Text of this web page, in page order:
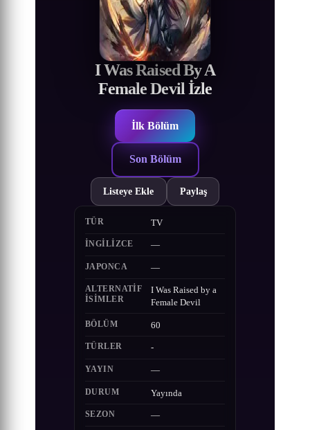
I Was Raised By A
Female Devil İzle
İlk Bölüm
Son Bölüm
Listeye Ekle Paylaş
TÜR TV
İNGILIZCE —
JAPONCA —
ALTERNATIF
ISIMLER
I Was Raised by a
Female Devil
BÖLÜM 60
TÜRLER -
YAYIN —
DURUM Yayında
SEZON —